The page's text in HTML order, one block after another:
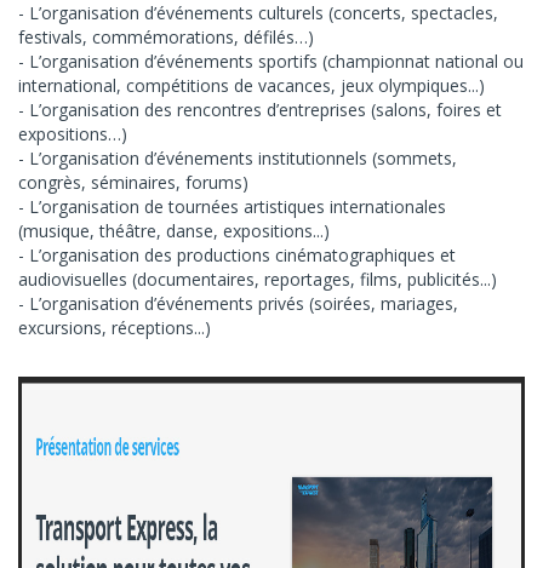
L’organisation d’événements culturels (concerts, spectacles,
festivals, commémorations, défilés…)
L’organisation d’événements sportifs (championnat national ou
international, compétitions de vacances, jeux olympiques...)
L’organisation des rencontres d’entreprises (salons, foires et
expositions…)
L’organisation d’événements institutionnels (sommets,
congrès, séminaires, forums)
L’organisation de tournées artistiques internationales
(musique, théâtre, danse, expositions...)
L’organisation des productions cinématographiques et
audiovisuelles (documentaires, reportages, films, publicités...)
L’organisation d’événements privés (soirées, mariages,
excursions, réceptions...)